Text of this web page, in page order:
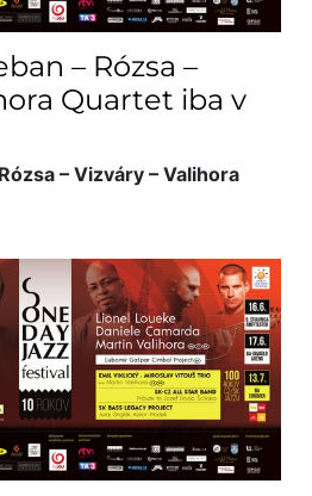
– Rózsa –
Quartet iba v
– Vizváry – Valihora